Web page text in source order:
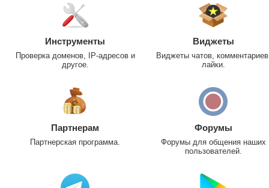
Инструменты
Проверка доменов, IP-адресов и
другое.
Виджеты
Виджеты чатов,
лайки.
Партнерам
Партнерская программа.
Форумы
Форумы для общения наших
пользователей.